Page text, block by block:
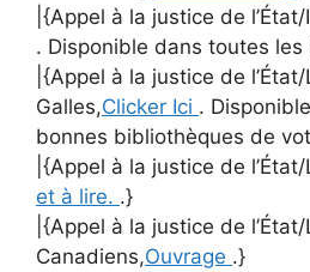
|{Appel à la justice de
. Disponible dans toutes
|{Appel à la justice de
Galles,Clicker Ici .
bonnes bibliothèques de
|{Appel à la justice de
et à lire. .}
|{Appel à la justice de
Canadiens,Ouvrage .}